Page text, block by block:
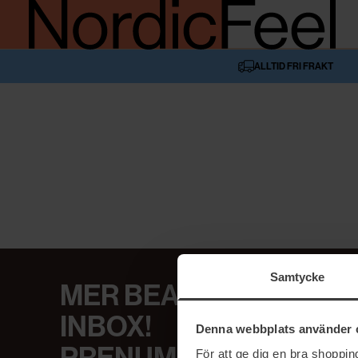
Samtycke
Denna webbplats använder
För att ge dig en bra
ALLTID FRI FRAKT
MER BEAUTY I DIN
INBOX!